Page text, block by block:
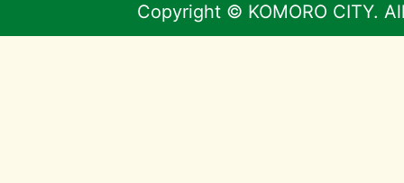
Copyright © KOMORO CITY.